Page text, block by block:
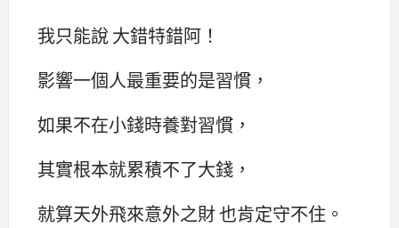
我只能說 大錯特錯阿！
影響一個人最重要的是習慣，
如果不在小錢時養對習慣，
其實根本就累積不了大錢，
就算天外飛來意外之財 也肯定守不住。